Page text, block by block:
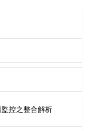
控之整合解析